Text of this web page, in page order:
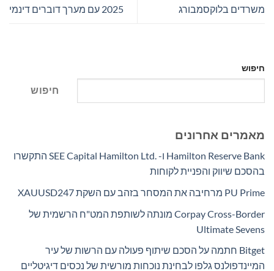
משרדים בלוקסמבורג
2025 עם מערך דוברים דינמי
חיפוש
חיפוש
מאמרים אחרונים
Hamilton Reserve Bank ו- SEE Capital Hamilton Ltd.‎ התקשרו
בהסכם שיווק והפניית לקוחות
PU Prime מרחיבה את המסחר בזהב עם השקת XAUUSD247
Corpay Cross-Border מונתה לשותפת המט"ח הרשמית של
Ultimate Sevens
Bitget חתמה על הסכם שיתוף פעולה עם הרשות של עיר
המיינדפולנס גלפו לבחינת נוכחות מורשית של נכסים דיגיטליים